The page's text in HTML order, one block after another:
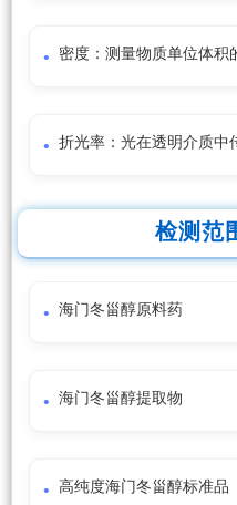
密度：测量物质单位体积
折光率：光在透明介质中
检测范
海门冬甾醇原料药
海门冬甾醇提取物
高纯度海门冬甾醇标准品